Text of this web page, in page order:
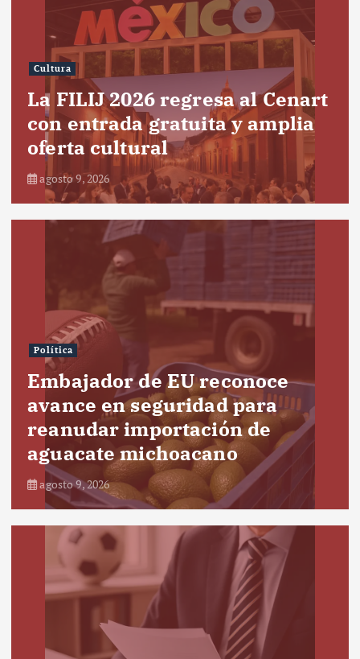
Cultura
La FILIJ 2026 regresa al Cenart
con entrada gratuita y amplia
oferta cultural
agosto 9, 2026
Política
Embajador de EU reconoce
avance en seguridad para
reanudar importación de
aguacate michoacano
agosto 9, 2026